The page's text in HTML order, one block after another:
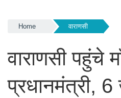
Home वाराणसी
वाराणसी पहुंचे
प्रधानमंत्री,